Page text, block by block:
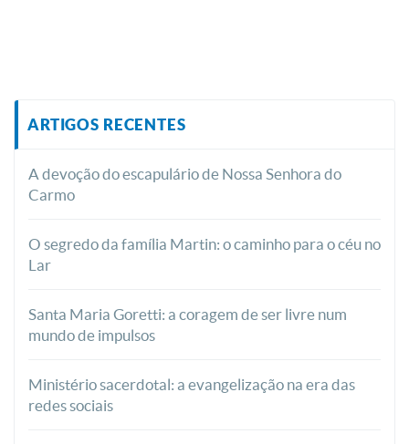
ARTIGOS RECENTES
A devoção do escapulário de Nossa Senhora do
Carmo
O segredo da família Martin: o caminho para o céu no
Lar
Santa Maria Goretti: a coragem de ser livre num
mundo de impulsos
Ministério sacerdotal: a evangelização na era das
redes sociais